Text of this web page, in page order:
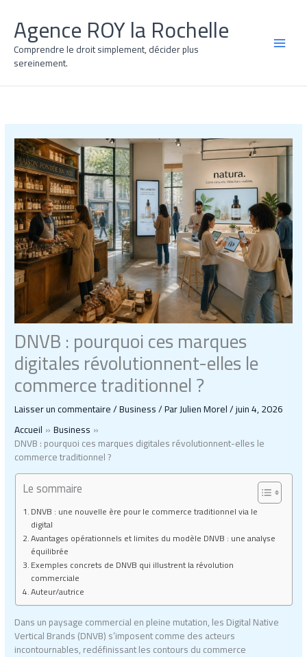
contenu
Agence ROY la Rochelle
Comprendre le droit simplement, décider plus
sereinement.
DNVB : pourquoi ces marques
digitales révolutionnent-elles le
commerce traditionnel ?
Laisser un commentaire/Business/ ParJulien Morel/juin 4, 2026
Accueil
Business
DNVB : pourquoi ces marques digitales révolutionnent-elles le
commerce traditionnel ?
Le sommaire
DNVB : une nouvelle ère pour le commerce traditionnel via le
digital
Avantages opérationnels et limites du modèle DNVB : une analyse
équilibrée
Exemples concrets de DNVB qui illustrent la révolution
commerciale
Auteur/autrice
Dans un paysage commercial en pleine mutation, les Digital Native
Vertical Brands (DNVB) s’imposent comme des acteurs
incontournables, redéfinissant les contours du commerce